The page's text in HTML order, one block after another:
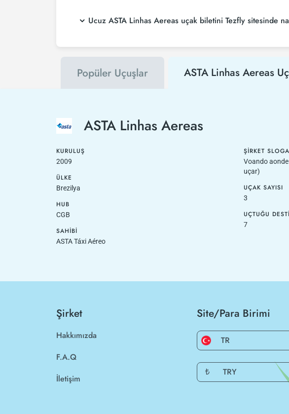
Ucuz ASTA Linhas Aereas uçak biletini Tezfly sitesinde
Popüler Uçuşlar ASTA Linhas Aereas
ASTA Linhas Aereas
KURULUŞ
2009
ÜLKE
Brezilya
HUB
CGB
SAHIBI
ASTA Táxi Aéreo
ŞIRKET
Voando
uçar)
UÇAK SAYISI
3
UÇTUĞU
7
Şirket
Hakkımızda
F.A.Q
İletişim
Site/Para Birimi
TR
₺ TRY